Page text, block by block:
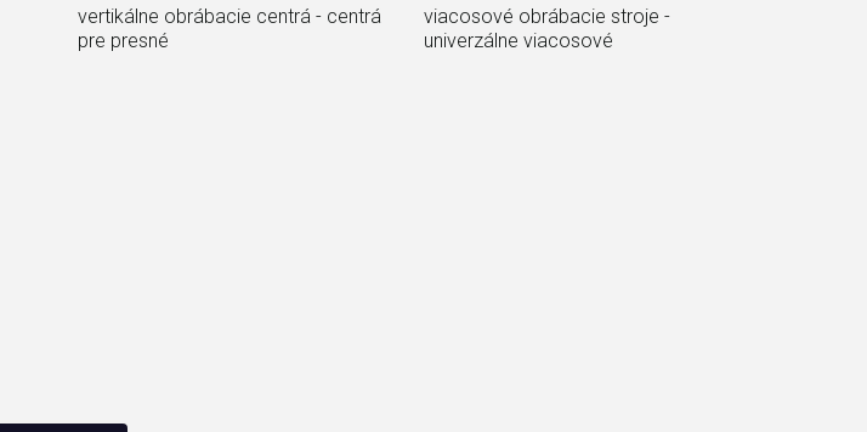
vertikálne obrábacie centrá - centrá
pre presné
viacosové obrábacie stroje -
univerzálne viacosové